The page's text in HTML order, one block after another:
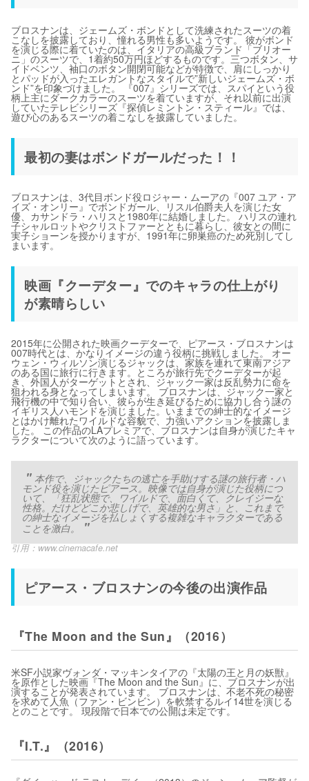
ブロスナンは、ジェームズ・ボンドとして洗練されたスーツの着
こなしを披露しており、憧れる男性も多いようです。 彼がボンド
を演じる際に着ていたのは、イタリアの高級ブランド「ブリオー
ニ」のスーツで、1着約50万円ほどするものです。三つボタン、サ
イドベンツ、袖口のボタン開閉可能などが特徴で、肩にしっかり
とパッドが入ったエレガントなスタイルで”新しいジェームズ・ボ
ンド”を印象づけました。 『007』シリーズでは、スパイという役
柄上主にダークカラーのスーツを着ていますが、それ以前に出演
していたテレビシリーズ『探偵レミントン・スティール』では、
遊び心のあるスーツの着こなしを披露していました。
最初の妻はボンドガールだった！！
ブロスナンは、3代目ボンド役ロジャー・ムーアの『007 ユア・ア
イズ・オンリー』でボンドガール、リスル伯爵夫人を演じた女
優、カサンドラ・ハリスと1980年に結婚しました。 ハリスの連れ
子シャルロットやクリストファーとともに暮らし、彼女との間に
実子ショーンを授かりますが、1991年に卵巣癌のため死別してし
まいます。
映画『クーデター』でのキャラの仕上がり
が素晴らしい
2015年に公開された映画クーデターで、ピアース・ブロスナンは
007時代とは、かなりイメージの違う役柄に挑戦しました。 オー
ウェン・ウィルソン演じるジャックは、家族を連れて東南アジア
のある国に旅行に行きます。ところが旅行先でクーデターが起
き、外国人がターゲットとされ、ジャック一家は反乱勢力に命を
狙われる身となってしまいます。 ブロスナンは、ジャック一家と
飛行機の中で知り合い、彼らが生き延びるために協力し合う謎の
イギリス人ハモンドを演じました。いままでの紳士的なイメージ
とはかけ離れたワイルドな容貌で、力強いアクションを披露しま
した。 この作品のLAプレミアで、ブロスナンは自身が演じたキャ
ラクターについて次のように語っています。
本作で、ジャックたちの逃亡を手助けする謎の旅行者・ハ
モンド役を演じたピアース。映像では自身が演じた役柄につ
いて、「狂乱状態で、ワイルドで、面白くて、クレイジーな
性格。だけどどこか悲しげで、英雄的な男さ」と、これまで
の紳士なイメージを払しょくする複雑なキャラクターである
ことを激白。
引用：www.cinemacafe.net
ピアース・ブロスナンの今後の出演作品
『The Moon and the Sun』（2016）
米SF小説家ヴォンダ・マッキンタイアの『太陽の王と月の妖獣』
を原作とした映画『The Moon and the Sun』に、ブロスナンが出
演することが発表されています。 ブロスナンは、不老不死の秘密
を求めて人魚（ファン・ビンビン）を軟禁するルイ14世を演じる
とのことです。 現段階で日本での公開は未定です。
『I.T.』（2016）